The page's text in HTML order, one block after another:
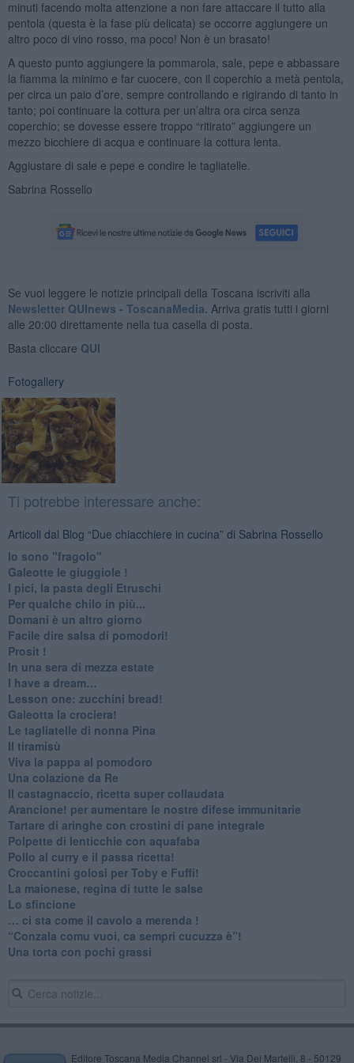
minuti facendo molta attenzione a non fare attaccare il tutto alla
pentola (questa è la fase più delicata) se occorre aggiungere un
altro poco di vino rosso, ma poco! Non è un brasato!
A questo punto aggiungere la pommarola, sale, pepe e abbassare
la fiamma la minimo e far cuocere, con il coperchio a metà pentola,
per circa un paio d’ore, sempre controllando e rigirando di tanto in
tanto; poi continuare la cottura per un’altra ora circa senza
coperchio; se dovesse essere troppo “ritirato” aggiungere un
mezzo bicchiere di acqua e continuare la cottura lenta.
Aggiustare di sale e pepe e condire le tagliatelle.
Sabrina Rossello
Se vuoi leggere le notizie principali della Toscana iscriviti alla
Newsletter QUInews - ToscanaMedia. Arriva gratis tutti i giorni
alle 20:00 direttamente nella tua casella di posta.
Basta cliccare QUI
Fotogallery
Ti potrebbe interessare anche:
Articoli dal Blog “Due chiacchiere in cucina” di Sabrina Rossello
Io sono "fragolo"
Galeotte le giuggiole !
I pici, la pasta degli Etruschi
Per qualche chilo in più...
Domani è un altro giorno
​Facile dire salsa di pomodori!
Prosit !
​In una sera di mezza estate
I have a dream…
​Lesson one: zucchini bread!
Galeotta la crociera!
Le tagliatelle di nonna Pina
Il tiramisù
Viva la pappa al pomodoro
Una colazione da Re
Il castagnaccio, ricetta super collaudata
​Arancione! per aumentare le nostre difese immunitarie
Tartare di aringhe con crostini di pane integrale
Polpette di lenticchie con aquafaba
​Pollo al curry e il passa ricetta!
Croccantini golosi per Toby e Fuffi!
La maionese, regina di tutte le salse
Lo sfincione
​… ci sta come il cavolo a merenda !
“Conzala comu vuoi, ca sempri cucuzza è”!
​Una torta con pochi grassi
Editore Toscana Media Channel srl - Via Dei Martelli, 8 - 50129